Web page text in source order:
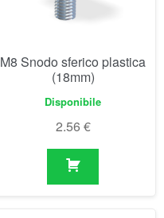
M8 Snodo sferico plastica
(18mm)
Disponibile
2.56 €